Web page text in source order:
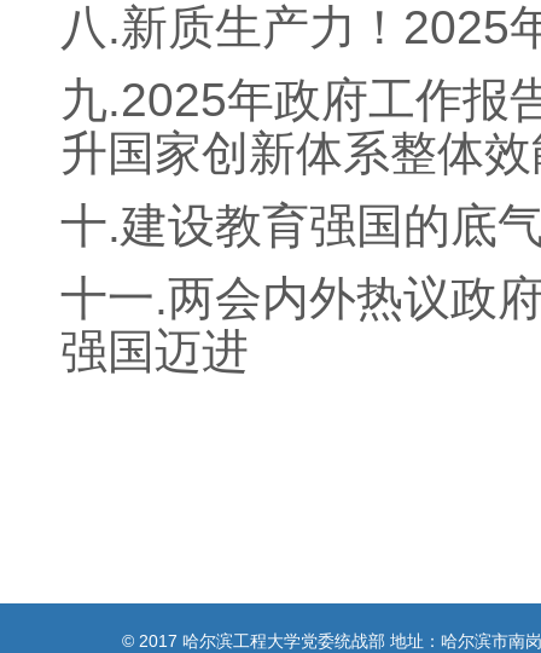
八.新质生产力！2025
九.2025年政府工作报
升国家创新体系整体
十.建设教育强国的底
十一.两会内外热议政
强国迈进
© 2017 哈尔滨工程大学党委统战部 地址：哈尔滨市南